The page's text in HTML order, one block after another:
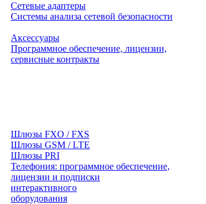
Сетевые адаптеры
Системы анализа сетевой безопасности
Аксессуары
Программное обеспечение, лицензии,
сервисные контракты
Шлюзы FXO / FXS
Шлюзы GSM / LTE
Шлюзы PRI
Телефония: программное обеспечение,
лицензии и подписки
оборудования